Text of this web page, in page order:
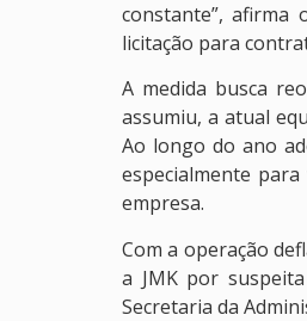
constante”, afirma
licitação para
A medida busca
assumiu, a atual
Ao longo do ano
especialmente
empresa.
Com a operação
a JMK por
Secretaria da